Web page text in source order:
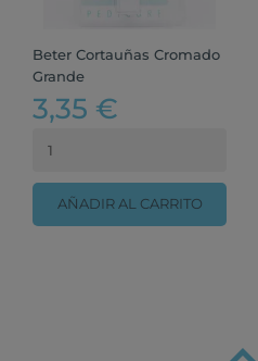
Beter Cortauñas Cromado
Grande
3,35 €
AÑADIR AL CARRITO